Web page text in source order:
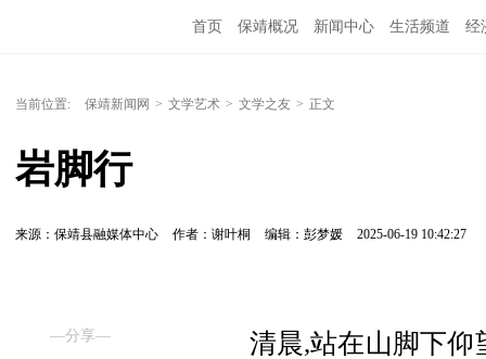
首页 保靖概况 新闻中心 生活频道 经
当前位置: 保靖新闻网 > 文学艺术 > 文学之友 > 正文
岩脚行
来源：保靖县融媒体中心 作者：谢叶桐 编辑：彭梦媛 2025-06-19 10:42:27
—分享—
清晨,站在山脚下仰